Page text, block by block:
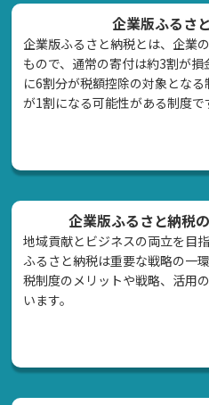
企業版ふるさ
企業版ふるさと納税とは、企業
もので、通常の寄付は約3割が
に6割分が税額控除の対象とな
が1割になる可能性がある制度で
企業版ふるさと納税
地域貢献とビジネスの両立を目
ふるさと納税は重要な戦略の一
税制度のメリットや戦略、活用
います。